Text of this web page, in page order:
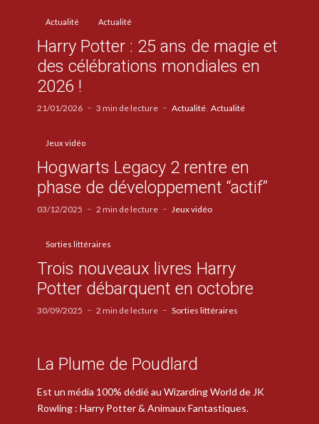
Actualité Actualité
Harry Potter : 25 ans de magie et
des célébrations mondiales en
2026 !
21/01/2026 3 min de lecture Actualité Actualité
Jeux vidéo
Hogwarts Legacy 2 rentre en
phase de développement “actif”
03/12/2025 2 min de lecture Jeux vidéo
Sorties littéraires
Trois nouveaux livres Harry
Potter débarquent en octobre
30/09/2025 2 min de lecture Sorties littéraires
La Plume de Poudlard
Est un média 100% dédié au Wizarding World de JK
Rowling : Harry Potter & Animaux Fantastiques.